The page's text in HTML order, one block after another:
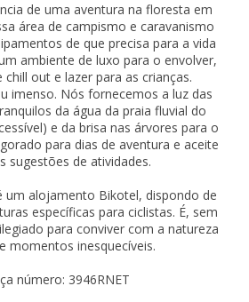
de uma aventura na floresta em
área de campismo e caravanismo
de que precisa para a vida
ambiente de luxo para o envolver,
out e lazer para as crianças.
imenso. Nós fornecemos a luz das
da água da praia fluvial do
e da brisa nas árvores para o
para dias de aventura e aceite
sugestões de atividades.
um alojamento Bikotel, dispondo de
específicas para ciclistas. É, sem
para conviver com a natureza
momentos inesquecíveis.
número: 3946RNET